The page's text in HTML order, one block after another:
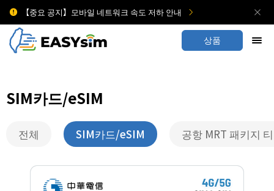
【중요 공지】모바일 네트워크 속도 저하 안내
상품
SIM카드/eSIM
전체 SIM카드/eSIM 공항 MRT 패키지